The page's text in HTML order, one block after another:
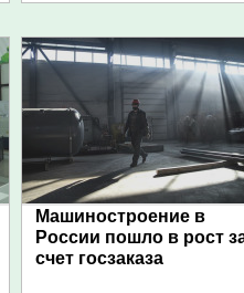
Машиностроение в
России пошло в рост
счет госзаказа